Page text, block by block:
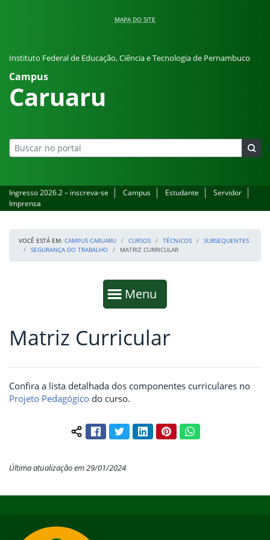
MAPA DO SITE
Instituto Federal de Educação, Ciência e Tecnologia de Pernambuco
Campus
Caruaru
Ingresso 2026.2 – inscreva-se Campus Estudante
Servidor
Imprensa
VOCÊ ESTÁ EM: CAMPUS CARUARU CURSOS TÉCNICOS
SUBSEQUENTES
SEGURANÇA DO TRABALHO
MATRIZ CURRICULAR
Mostrar
Menu
Fim da navegação
Início do conteúdo
Matriz Curricular
Confira a lista detalhada dos componentes curriculares no
Projeto Pedagógico do curso.
Compartilhar conteúdo:
FacebookTwitterLinkedInPinterestWhatsApp
Última atualização em 29/01/2024